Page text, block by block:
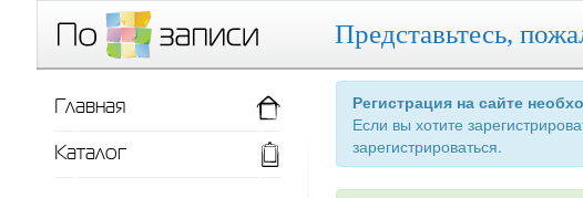
Представьтесь,
Регистрация на сайте
Если вы хотите
зарегистрироваться.
Главная
Каталог